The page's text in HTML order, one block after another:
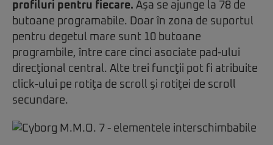
profiluri pentru fiecare. Aşa se ajunge la 78 de
butoane programabile. Doar în zona de suportul
pentru degetul mare sunt 10 butoane
programbile, între care cinci asociate pad-ului
direcţional central. Alte trei funcţii pot fi atribuite
click-ului pe rotiţa de scroll şi rotiţei de scroll
secundare.